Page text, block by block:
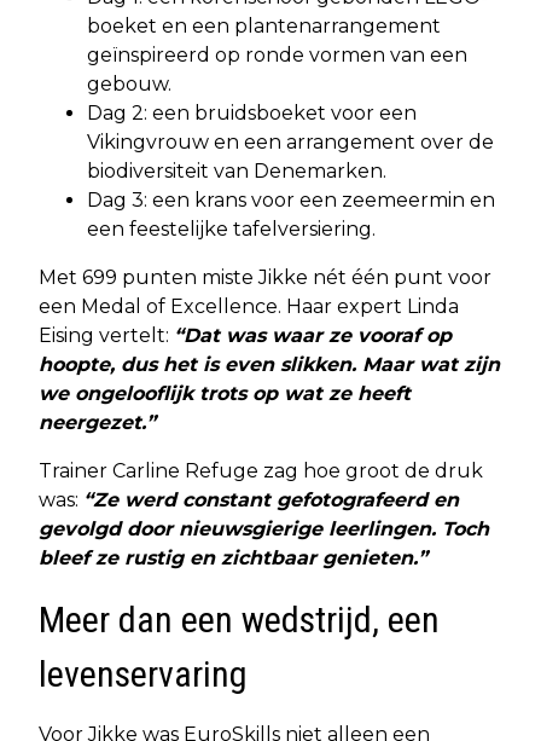
boeket en een plantenarrangement
geïnspireerd op ronde vormen van een
gebouw.
Dag 2: een bruidsboeket voor een
Vikingvrouw en een arrangement over de
biodiversiteit van Denemarken.
Dag 3: een krans voor een zeemeermin en
een feestelijke tafelversiering.
Met 699 punten miste Jikke nét één punt voor
een Medal of Excellence. Haar expert Linda
Eising vertelt: “Dat was waar ze vooraf op
hoopte, dus het is even slikken. Maar wat zijn
we ongelooflijk trots op wat ze heeft
neergezet.”
Trainer Carline Refuge zag hoe groot de druk
was: “Ze werd constant gefotografeerd en
gevolgd door nieuwsgierige leerlingen. Toch
bleef ze rustig en zichtbaar genieten.”
Meer dan een wedstrijd, een
levenservaring
Voor Jikke was EuroSkills niet alleen een